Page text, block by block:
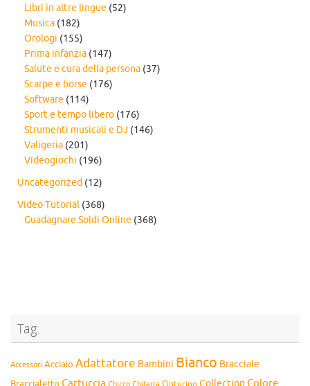
Libri in altre lingue (52)
Musica (182)
Orologi (155)
Prima infanzia (147)
Salute e cura della persona (37)
Scarpe e borse (176)
Software (114)
Sport e tempo libero (176)
Strumenti musicali e DJ (146)
Valigeria (201)
Videogiochi (196)
Uncategorized (12)
Video Tutorial (368)
Guadagnare Soldi Online (368)
Tag
Accessori Acciaio Adattatore Bambini Bianco Bracciale
Colore